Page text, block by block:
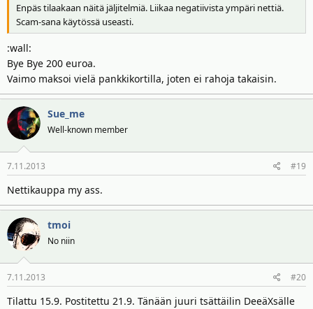
Enpäs tilaakaan näitä jäljitelmiä. Liikaa negatiivista ympäri nettiä.
Scam-sana käytössä useasti.
:wall:
Bye Bye 200 euroa.
Vaimo maksoi vielä pankkikortilla, joten ei rahoja takaisin.
Sue_me
Well-known member
7.11.2013 #19
Nettikauppa my ass.
tmoi
No niin
7.11.2013 #20
Tilattu 15.9. Postitettu 21.9. Tänään juuri tsättäilin DeeäXsälle